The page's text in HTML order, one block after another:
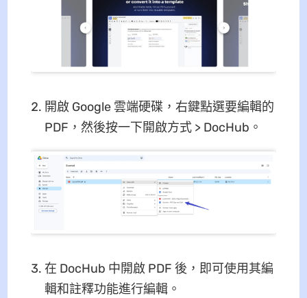
開啟 Google 雲端硬碟，右鍵點選要編輯的
PDF，然後按一下開啟方式 > DocHub。
在 DocHub 中開啟 PDF 後，即可使用其編
輯和註釋功能進行編輯。